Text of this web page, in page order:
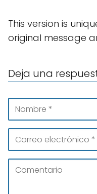
This version is
original message
Deja una